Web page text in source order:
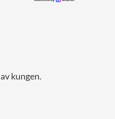
kungen.